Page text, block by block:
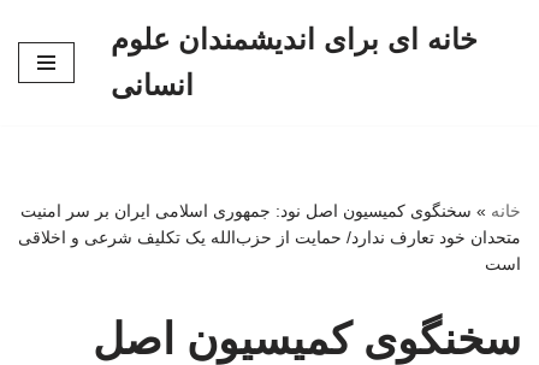
خانه ای برای اندیشمندان علوم
انسانی
خانه » سخنگوی کمیسیون اصل نود: جمهوری اسلامی ایران بر سر امنیت
متحدان خود تعارف ندارد/ حمایت از حزب‌الله یک تکلیف شرعی و اخلاقی
است
سخنگوی کمیسیون اصل